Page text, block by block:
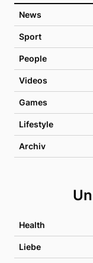
News
Sport
People
Videos
Games
Lifestyle
Archiv
Health
Liebe